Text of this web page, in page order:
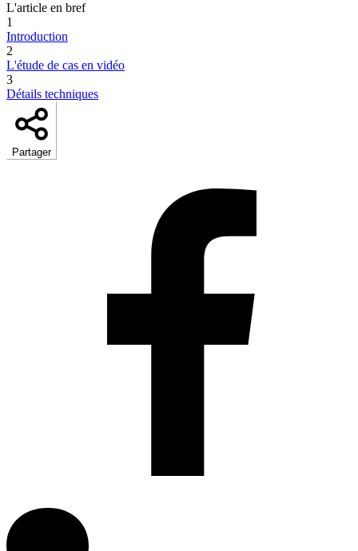
L'article en bref
1
Introduction
2
L'étude de cas en vidéo
3
Détails techniques
Partager